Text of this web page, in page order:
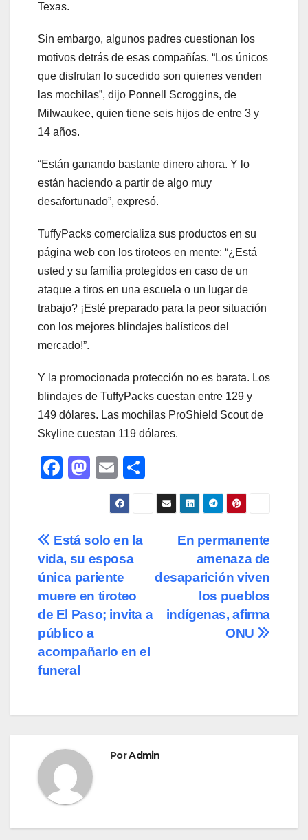
Texas.
Sin embargo, algunos padres cuestionan los
motivos detrás de esas compañías. “Los únicos
que disfrutan lo sucedido son quienes venden
las mochilas”, dijo Ponnell Scroggins, de
Milwaukee, quien tiene seis hijos de entre 3 y
14 años.
“Están ganando bastante dinero ahora. Y lo
están haciendo a partir de algo muy
desafortunado”, expresó.
TuffyPacks comercializa sus productos en su
página web con los tiroteos en mente: “¿Está
usted y su familia protegidos en caso de un
ataque a tiros en una escuela o un lugar de
trabajo? ¡Esté preparado para la peor situación
con los mejores blindajes balísticos del
mercado!”.
Y la promocionada protección no es barata. Los
blindajes de TuffyPacks cuestan entre 129 y
149 dólares. Las mochilas ProShield Scout de
Skyline cuestan 119 dólares.
F
e
b
o
o
k
M
o
d
o
n
E
m
ail
o
m
tir
Navegación
de
entradas
En permanente
amenaza de
desaparición viven
los pueblos
indígenas, afirma
ONU
Está solo en la
vida, su esposa
única pariente
muere en tiroteo
de El Paso; invita a
público a
acompañarlo en el
funeral
PorAdmin